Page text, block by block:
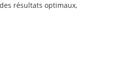
résultats optimaux,